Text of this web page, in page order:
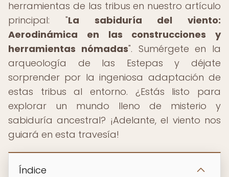
herramientas de las tribus en nuestro artículo
principal: "La sabiduría del viento:
Aerodinámica en las construcciones y
herramientas nómadas". Sumérgete en la
arqueología de las Estepas y déjate
sorprender por la ingeniosa adaptación de
estas tribus al entorno. ¿Estás listo para
explorar un mundo lleno de misterio y
sabiduría ancestral? ¡Adelante, el viento nos
guiará en esta travesía!
Índice